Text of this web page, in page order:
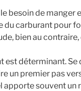
besoin de manger
du carburant pour
bien au
est déterminant.
un premier pas
apporte souvent